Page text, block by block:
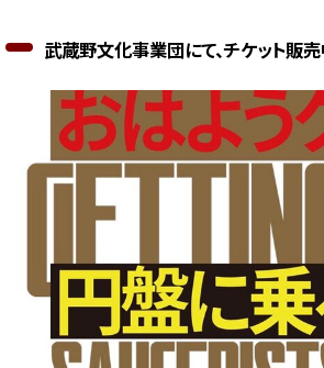
武蔵野文化事業団にて、チケット販売